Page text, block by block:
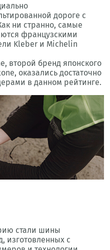
дороге с
ни странно, самые
французскими
Kleber и Michelin
второй бренд японского
оказались достаточно
в данном рейтинге.
стали шины
изготовленных с